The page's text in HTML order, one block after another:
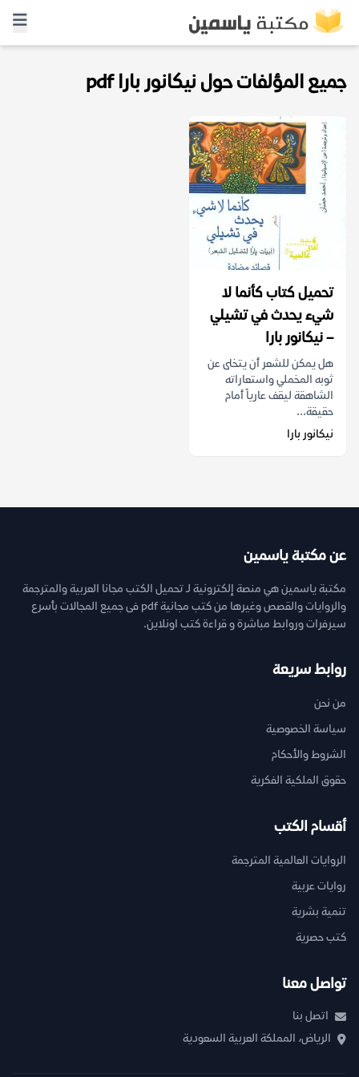
جميع المؤلفات حول نيكانور بارا pdf
تحميل كتاب كأنما لا
شيء يحدث في تشيلي
– نيكانور بارا
هل يمكن للشعر أن يتخلى عن
ثوبه المخملي واستعاراته
الشاهقة ليقف عارياً أمام
حقيقة...
نيكانور بارا
عن مكتبة ياسمين
مكتبة ياسمين هي منصة إلكترونية لـ تحميل الكتب مجانا العربية والمترجمة
والروايات والقصص وغيرها من كتب مجانية pdf فى جميع المجالات بأسرع
سيرفرات وروابط مباشرة و قراءة كتب اونلاين.
روابط سريعة
من نحن
سياسة الخصوصية
الشروط والأحكام
حقوق الملكية الفكرية
أقسام الكتب
الروايات العالمية المترجمة
روايات عربية
تنمية بشرية
كتب حصرية
تواصل معنا
اتصل بنا
الرياض، المملكة العربية السعودية